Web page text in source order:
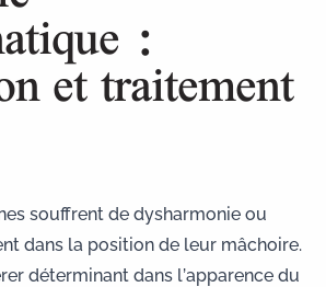
:
et traitement
souffrent de dysharmonie ou
dans la position de leur mâchoire.
déterminant dans l’apparence du